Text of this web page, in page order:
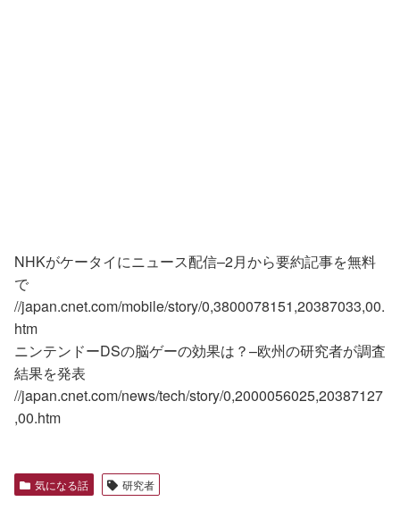
NHKがケータイにニュース配信–2月から要約記事を無料
で
//japan.cnet.com/mobile/story/0,3800078151,20387033,00.
htm
ニンテンドーDSの脳ゲーの効果は？–欧州の研究者が調査
結果を発表
//japan.cnet.com/news/tech/story/0,2000056025,20387127
,00.htm
気になる話 研究者